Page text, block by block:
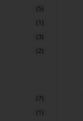
(5)
(1)
(3)
(2)
(7)
(1)